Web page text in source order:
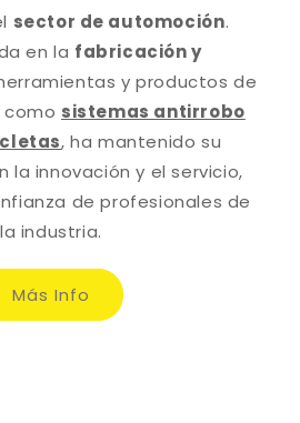
sector de automoción.
en la fabricación y
y productos de
sistemas antirrobo
, ha mantenido su
la innovación y el servicio,
de profesionales de
la industria.
Más Info